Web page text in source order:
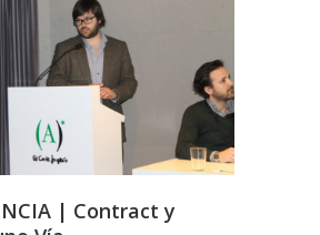
| Contract y